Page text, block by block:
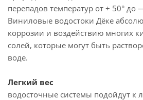
перепадов температур от + 50° до
Виниловые водостоки Дёке
коррозии и воздействию многих
солей, которые могут быть
воде.
Легкий вес
водосточные системы подойдут к